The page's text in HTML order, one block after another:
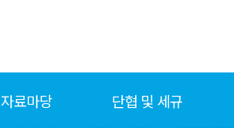
자료마당 단협 및 세규